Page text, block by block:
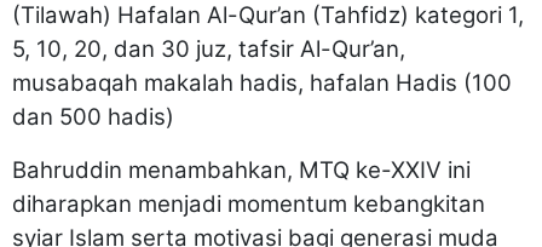
(Tilawah) Hafalan Al-Qur’an (Tahfidz) kategori 1,
5, 10, 20, dan 30 juz, tafsir Al-Qur’an,
musabaqah makalah hadis, hafalan Hadis (100
dan 500 hadis)
Bahruddin menambahkan, MTQ ke-XXIV ini
diharapkan menjadi momentum kebangkitan
syiar Islam serta motivasi bagi generasi muda